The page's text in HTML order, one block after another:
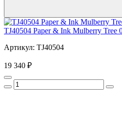
TJ40504 Paper & Ink Mulberry Tree
Артикул: TJ40504
19 340 ₽